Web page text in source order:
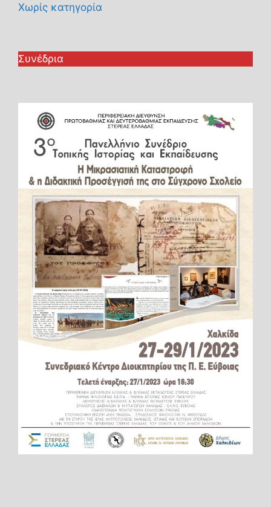
Χωρίς κατηγορία
Συνέδρια